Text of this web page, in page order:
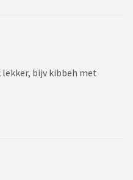
lekker, bijv kibbeh met